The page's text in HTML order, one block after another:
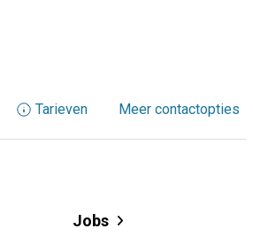
Tarieven Meer contactopties
Jobs